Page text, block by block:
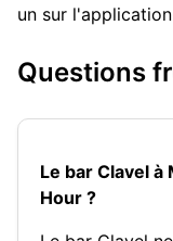
un sur
Questions
Le bar Clavel
Hour ?